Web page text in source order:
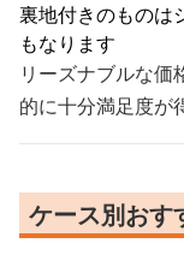
裏地付きのものは
もなります
リーズナブルな価
的に十分満足度が
ケース別おす